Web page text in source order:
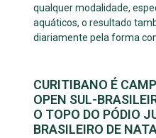
qualquer modalidade,
aquáticos, o resultado
diariamente pela forma
CURITIBANO É
OPEN SUL-
O TOPO DO PÓDIO
BRASILEIRO DE